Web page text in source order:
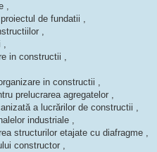
,
de fundatii ,
,
,
in constructii ,
in constructii ,
prelucrarea agregatelor ,
a lucrărilor de constructii ,
industriale ,
structurilor etajate cu diafragme ,
constructor ,